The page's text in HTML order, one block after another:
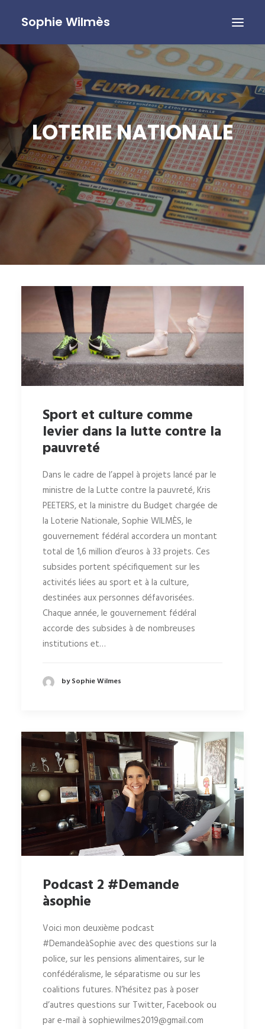
Sophie Wilmès
LOTERIE NATIONALE
Sport et culture comme
levier dans la lutte contre la
pauvreté
Dans le cadre de l’appel à projets lancé par le
ministre de la Lutte contre la pauvreté, Kris
PEETERS, et la ministre du Budget chargée de
la Loterie Nationale, Sophie WILMÈS, le
gouvernement fédéral accordera un montant
total de 1,6 million d’euros à 33 projets. Ces
subsides portent spécifiquement sur les
activités liées au sport et à la culture,
destinées aux personnes défavorisées.
Chaque année, le gouvernement fédéral
accorde des subsides à de nombreuses
institutions et…
by Sophie Wilmes
Podcast 2 ‪#‎Demande
àsophie‬
Voici mon deuxième podcast
#DemandeàSophie avec des questions sur la
police, sur les pensions alimentaires, sur le
confédéralisme, le séparatisme ou sur les
coalitions futures. N’hésitez pas à poser
d’autres questions sur Twitter, Facebook ou
par e-mail à sophiewilmes2019@gmail.com